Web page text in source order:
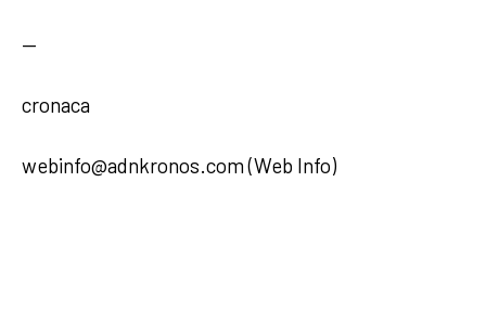
—
cronaca
webinfo@adnkronos.com (Web Info)